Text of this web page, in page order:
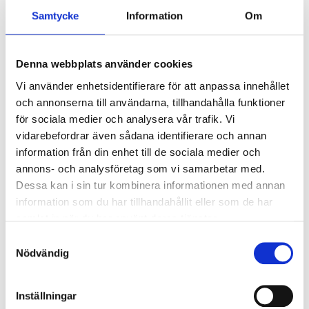
Samtycke Information Om
Denna webbplats använder cookies
Vi använder enhetsidentifierare för att anpassa innehållet
och annonserna till användarna, tillhandahålla funktioner
för sociala medier och analysera vår trafik. Vi
vidarebefordrar även sådana identifierare och annan
information från din enhet till de sociala medier och
annons- och analysföretag som vi samarbetar med.
Dessa kan i sin tur kombinera informationen med annan
information som du har tillhandahållit eller som de har
Nödvändig
Inställningar
Överspänningsskydd CM
kV/kA:
2
kV/kA:
Ljusstyrning
Ljusstyrning:
Trådlös styrning Casambi
Sensor:
Utan sensor
Nödljus
Armaturen är försedd med fristående drivare som
ansluts med snabbkoppling mot armatur.